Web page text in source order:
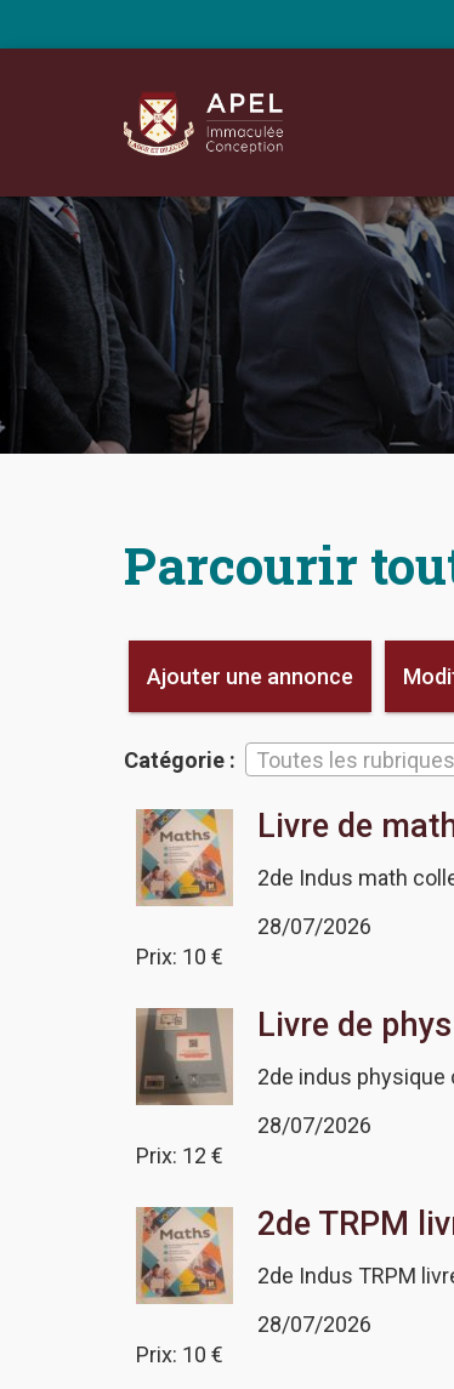
Parcourir
Ajouter une annonce
Catégorie : Toutes les rubriques
Livre de
2de Indus math
28/07/2026
Prix: 10 €
Livre de
2de indus physique
28/07/2026
Prix: 12 €
2de TRPM
2de Indus TRPM
28/07/2026
Prix: 10 €